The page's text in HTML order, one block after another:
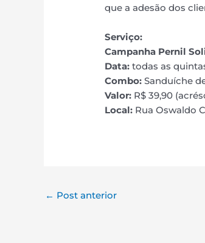
que a adesão dos
Serviço:
Campanha Pernil
Data:todas as
Combo: Sanduíche
Valor: R$ 39,90
Local: Rua Oswaldo
← Post anterior